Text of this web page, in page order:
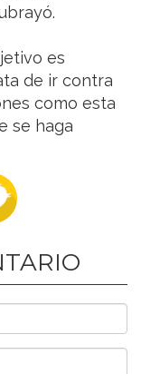
es
de ir contra
como esta
se haga